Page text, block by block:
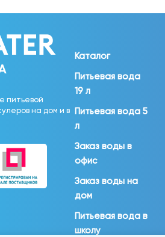
питьевой
на дом и в
Каталог
Питьевая вода
19 л
Питьевая вода 5
л
Заказ воды в
офис
Заказ воды на
дом
Питьевая вода в
школу